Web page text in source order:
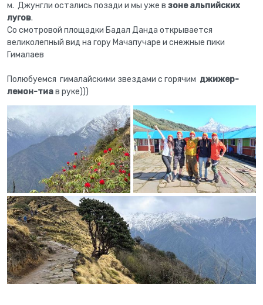
м. Джунгли остались позади и мы уже в зоне альпийских
лугов.
Со смотровой площадки Бадал Данда открывается
великолепный вид на гору Мачапучаре и снежные пики
Гималаев
Полюбуемся гималайскими звездами с горячим джижер-
лемон-тиав руке)))